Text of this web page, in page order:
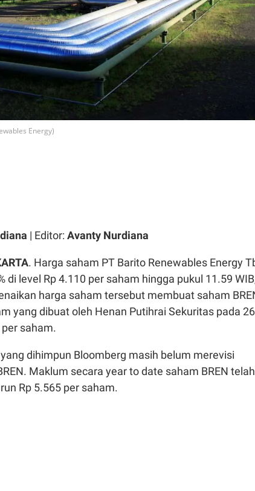
Energy)
| Editor: Avanty Nurdiana
. Harga saham PT Barito Renewables Energy
di level Rp 4.110 per saham hingga pukul 11.59
harga saham tersebut membuat saham
yang dibuat oleh Henan Putihrai Sekuritas pada 26
saham.
dihimpun Bloomberg masih belum merevisi
Maklum secara year to date saham BREN telah
Rp 5.565 per saham.